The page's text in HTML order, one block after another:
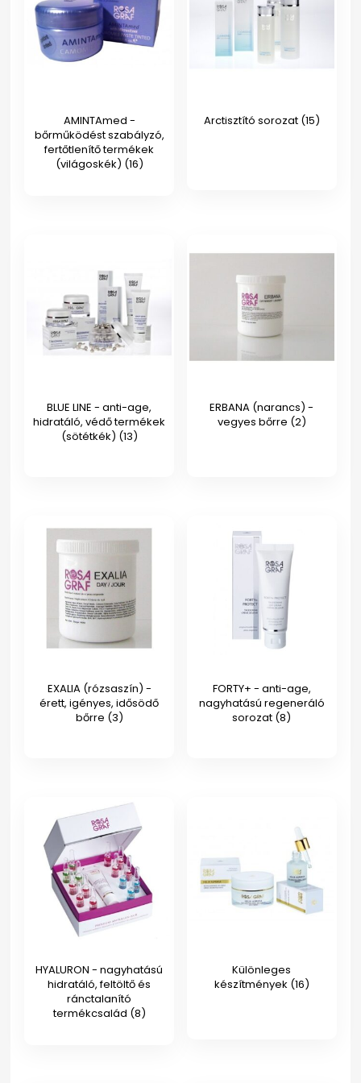
AMINTAmed -
bőrműködést szabályzó,
fertőtlenítő termékek
(világoskék) (16)
Arctisztító sorozat (15)
BLUE LINE - anti-age,
hidratáló, védő termékek
(sötétkék) (13)
ERBANA (narancs) -
vegyes bőrre (2)
EXALIA (rózsaszín) -
érett, igényes, idősödő
bőrre (3)
FORTY+ - anti-age,
nagyhatású regeneráló
sorozat (8)
HYALURON - nagyhatású
hidratáló, feltöltő és
ránctalanító
termékcsalád (8)
Különleges
készítmények (16)